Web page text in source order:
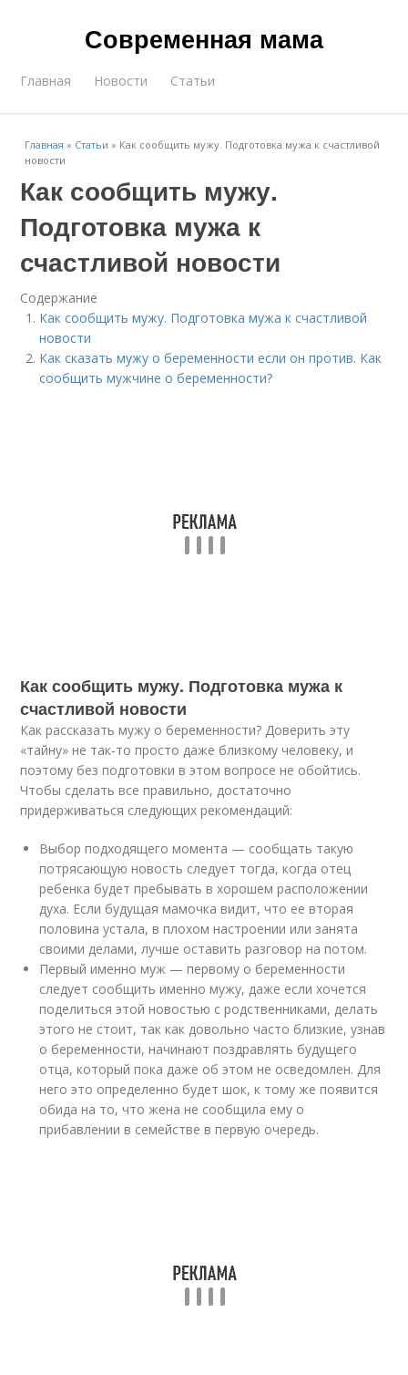
Современная мама
Главная Новости Статьи
Главная » Статьи » Как сообщить мужу. Подготовка мужа к счастливой
новости
Как сообщить мужу.
Подготовка мужа к
счастливой новости
Содержание
Как сообщить мужу. Подготовка мужа к счастливой
новости
Как сказать мужу о беременности если он против. Как
сообщить мужчине о беременности?
Как сообщить мужу. Подготовка мужа к
счастливой новости
Как рассказать мужу о беременности? Доверить эту
«тайну» не так-то просто даже близкому человеку, и
поэтому без подготовки в этом вопросе не обойтись.
Чтобы сделать все правильно, достаточно
придерживаться следующих рекомендаций:
Выбор подходящего момента — сообщать такую
потрясающую новость следует тогда, когда отец
ребенка будет пребывать в хорошем расположении
духа. Если будущая мамочка видит, что ее вторая
половина устала, в плохом настроении или занята
своими делами, лучше оставить разговор на потом.
Первый именно муж — первому о беременности
следует сообщить именно мужу, даже если хочется
поделиться этой новостью с родственниками, делать
этого не стоит, так как довольно часто близкие, узнав
о беременности, начинают поздравлять будущего
отца, который пока даже об этом не осведомлен. Для
него это определенно будет шок, к тому же появится
обида на то, что жена не сообщила ему о
прибавлении в семействе в первую очередь.